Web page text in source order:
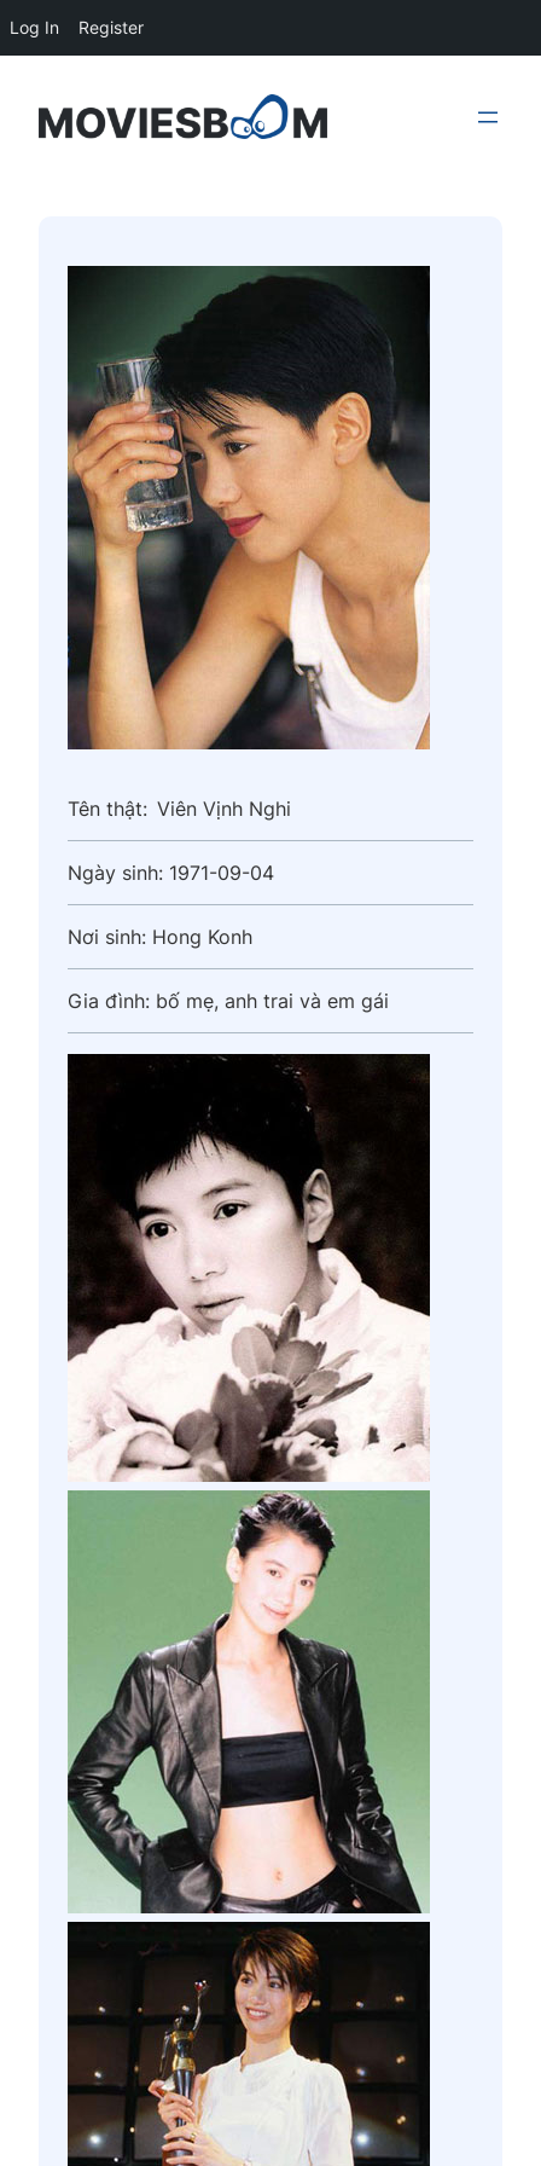
content
Tên thật: Viên Vịnh Nghi
Ngày sinh: 1971-09-04
Nơi sinh: Hong Konh
Gia đình: bố mẹ, anh trai và em gái
Log In Register